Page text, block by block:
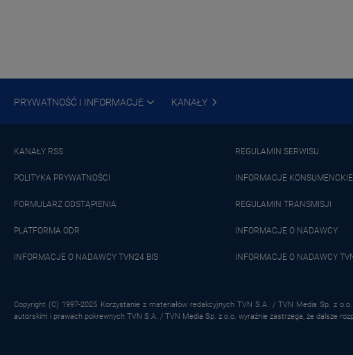
PRYWATNOŚĆ I INFORMACJE KANAŁY
KANAŁY RSS REGULAMIN SERWISU
POLITYKA PRYWATNOŚCI INFORMACJE KONSUMENCKIE
FORMULARZ ODSTĄPIENIA REGULAMIN TRANSMISJI
PLATFORMA ODR INFORMACJE O NADAWCY
INFORMACJE O NADAWCY TVN24 BIS INFORMACJE O NADAWCY
Copyright (C) 1997-2025 Korzystanie z materiałów redakcyjnych TVN S.A. / TVN Media Sp. z
autorskim i prawach pokrewnych TVN S.A. / TVN Media Sp. z o.o. wyraźnie zastrzega, że dalsze